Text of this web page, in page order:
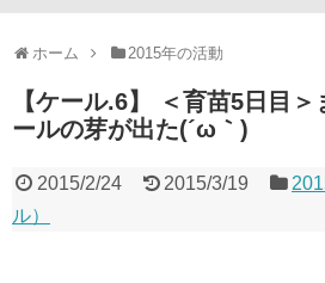
ホーム 2015年の活動
【ケール.6】 ＜育苗5日目
ールの芽が出た(´ω｀)
2015/2/24 2015/3/19
ル）